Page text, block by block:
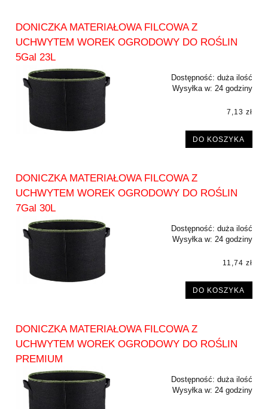
DONICZKA MATERIAŁOWA FILCOWA Z
UCHWYTEM WOREK OGRODOWY DO ROŚLIN
5Gal 23L
Dostępność: duża ilość
Wysyłka w: 24 godziny
7,13 zł
DO KOSZYKA
DONICZKA MATERIAŁOWA FILCOWA Z
UCHWYTEM WOREK OGRODOWY DO ROŚLIN
7Gal 30L
Dostępność: duża ilość
Wysyłka w: 24 godziny
11,74 zł
DO KOSZYKA
DONICZKA MATERIAŁOWA FILCOWA Z
UCHWYTEM WOREK OGRODOWY DO ROŚLIN
PREMIUM
Dostępność: duża ilość
Wysyłka w: 24 godziny